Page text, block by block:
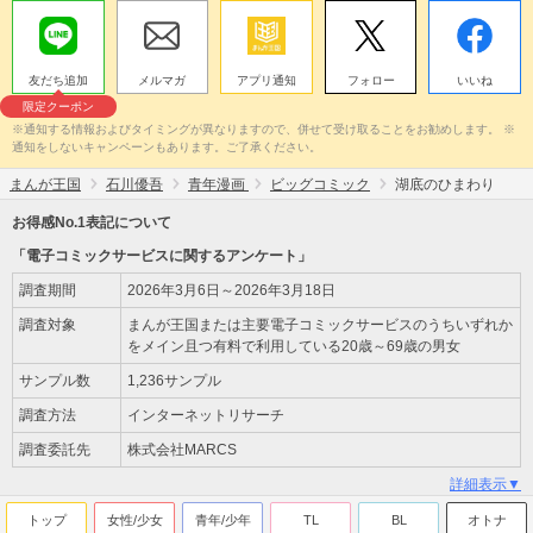
友だち追加
限定クーポン
メルマガ アプリ通知 フォロー いいね
※通知する情報およびタイミングが異なりますので、併せて受け取ることをお勧めします。 ※
通知をしないキャンペーンもあります。ご了承ください。
まんが王国 石川優吾 青年漫画 ビッグコミック 湖底のひまわり
お得感No.1表記について
「電子コミックサービスに関するアンケート」
調査期間 2026年3月6日～2026年3月18日
調査対象
まんが王国または主要電子コミックサービスのうちいずれか
をメイン且つ有料で利用している20歳～69歳の男女
サンプル数 1,236サンプル
調査方法 インターネットリサーチ
調査委託先 株式会社MARCS
詳細表示▼
トップ 女性/少女 青年/少年 TL BL オトナ